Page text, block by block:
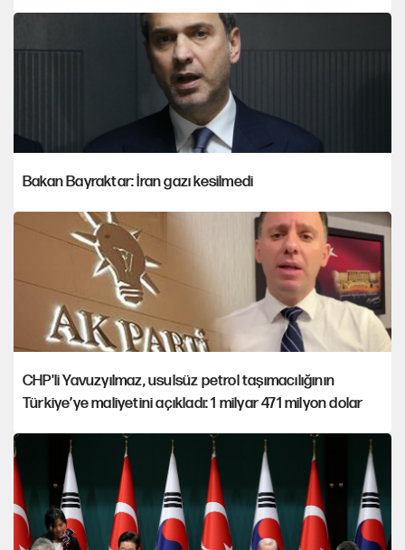
Bakan Bayraktar: İran gazı kesilmedi
CHP'li Yavuzyılmaz, usulsüz petrol taşımacılığının
Türkiye’ye maliyetini açıkladı: 1 milyar 471 milyon dolar